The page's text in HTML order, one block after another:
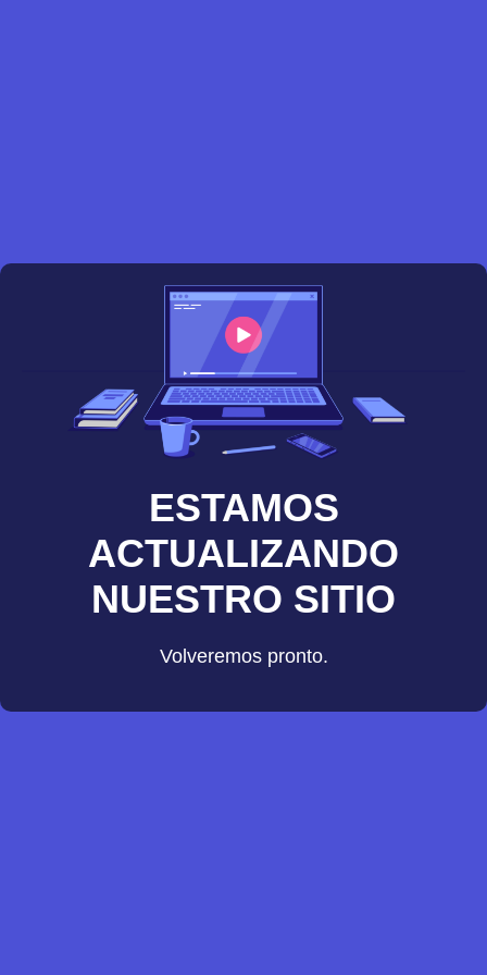
ESTAMOS
ACTUALIZANDO
NUESTRO SITIO
Volveremos pronto.